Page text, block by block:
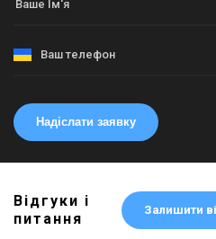
Надіслати заявку
Відгуки і
питання
Залишити